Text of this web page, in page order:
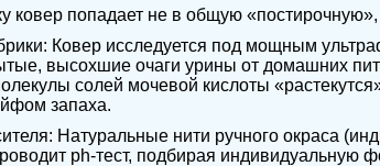
попадает не в общую «постирочную»,
Ковер исследуется под мощным
высохшие очаги урины от домашних
солей мочевой кислоты
запаха.
Натуральные нити ручного окраса
ph-тест, подбирая индивидуальную